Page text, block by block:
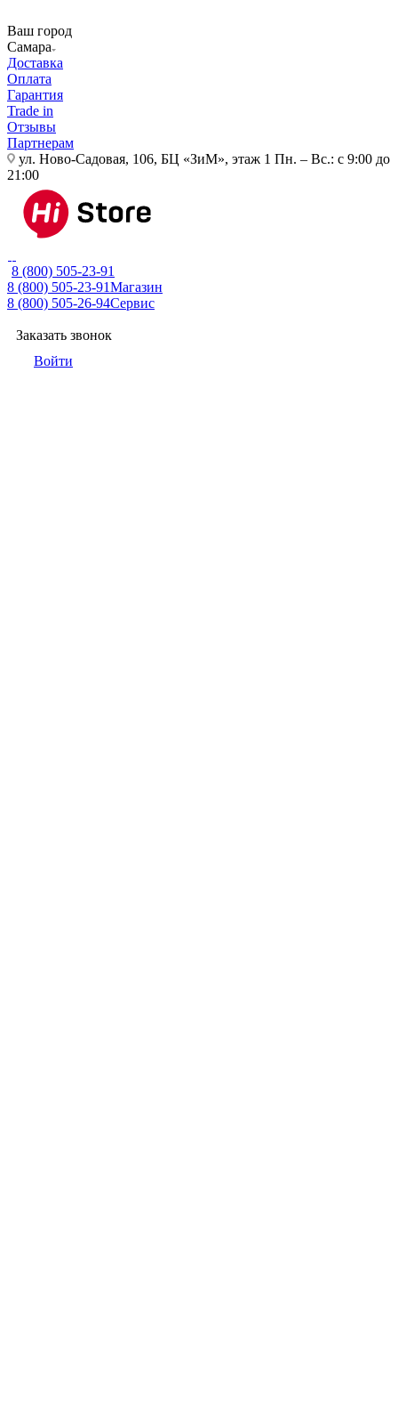
Ваш город
Самара
Доставка
Оплата
Гарантия
Trade in
Отзывы
Партнерам
ул. Ново-Садовая, 106, БЦ «ЗиМ», этаж 1 Пн. – Вс.: с 9:00 до
21:00
8 (800) 505-23-91
8 (800) 505-23-91Магазин
8 (800) 505-26-94Сервис
Заказать звонок
Войти